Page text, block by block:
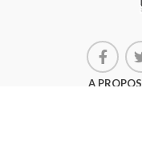
A PROPOS